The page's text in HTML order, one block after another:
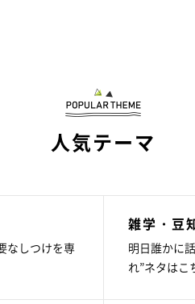
人気テーマ
なしつけを専
雑学・豆
明日誰かに
れ”ネタはこ